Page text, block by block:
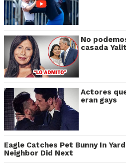
No
casada
Actores
eran gays
Eagle Catches Pet Bunny In
Neighbor Did Next